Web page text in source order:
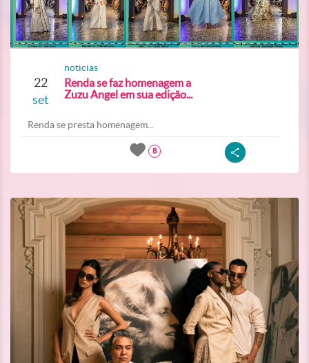
22
set
noticias
Renda se faz homenagem a
Zuzu Angel em sua edição...
Renda se presta homenagem...
8